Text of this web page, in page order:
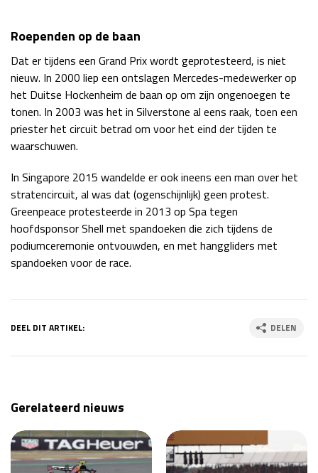
Kwalificatie
za 19:00 - 20:00
Race
zo 17:00 - 19:00
Roependen op de baan
Dat er tijdens een Grand Prix wordt geprotesteerd, is niet
nieuw. In 2000 liep een ontslagen Mercedes-medewerker op
het Duitse Hockenheim de baan op om zijn ongenoegen te
tonen. In 2003 was het in Silverstone al eens raak, toen een
priester het circuit betrad om voor het eind der tijden te
waarschuwen.
In Singapore 2015 wandelde er ook ineens een man over het
stratencircuit, al was dat (ogenschijnlijk) geen protest.
Greenpeace protesteerde in 2013 op Spa tegen
hoofdsponsor Shell met spandoeken die zich tijdens de
podiumceremonie ontvouwden, en met hanggliders met
spandoeken voor de race.
DEEL DIT ARTIKEL: DELEN
Gerelateerd nieuws